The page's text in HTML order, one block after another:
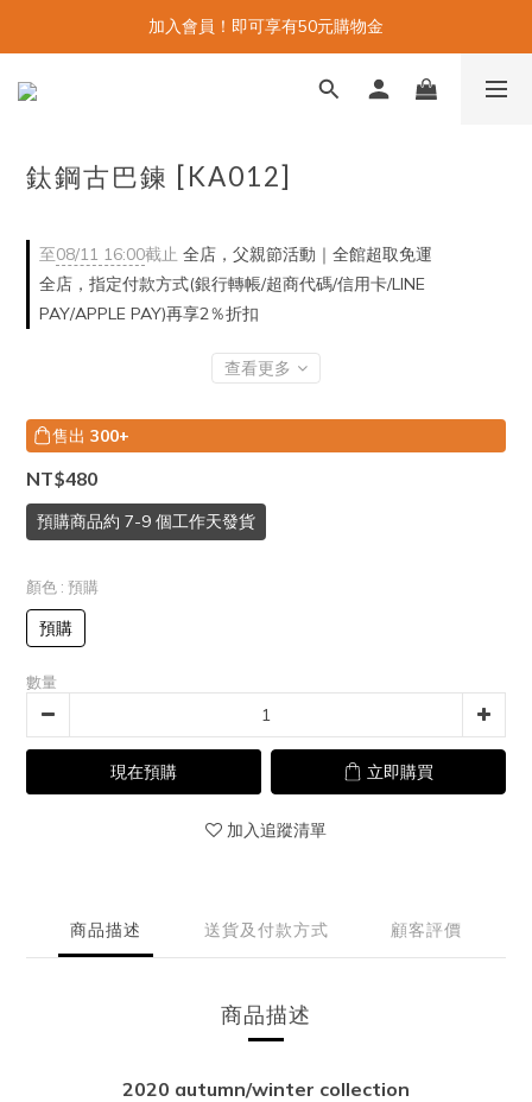
加入會員！即可享有50元購物金
鈦鋼古巴鍊 [KA012]
至08/11 16:00截止 全店，父親節活動｜全館超取免運
全店，指定付款方式(銀行轉帳/超商代碼/信用卡/LINE
PAY/APPLE PAY)再享2％折扣
查看更多
售出 300+
NT$480
預購商品約 7-9 個工作天發貨
顏色 : 預購
預購
數量
現在預購 立即購買
加入追蹤清單
商品描述 送貨及付款方式 顧客評價
商品描述
2020 autumn/winter collection